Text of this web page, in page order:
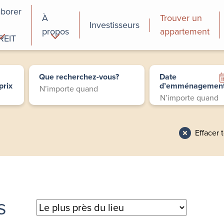
À
propos
Programmes de
perfectionnement
des employés
Investisseurs
Trouver un
appartement
Que recherchez-vous? Date
Effacer